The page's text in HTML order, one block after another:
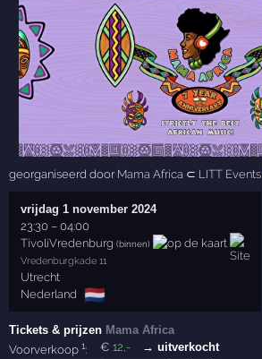
georganiseerd door Mama Africa ⊂ LITT Events
vrijdag 1 november 2024
23:30 –04:00
TivoliVredenburg (binnen)
Vredenburgkade 11
Utrecht
Nederland 🇳🇱
Tickets & prijzen Mama Africa
Voorverkoop1: € 12 ,-
→ uitverkocht